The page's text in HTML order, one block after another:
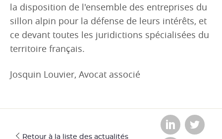
la disposition de l'ensemble des entreprises du
sillon alpin pour la défense de leurs intérêts, et
ce devant toutes les juridictions spécialisées du
territoire français.
Josquin Louvier, Avocat associé
Retour à la liste des actualités